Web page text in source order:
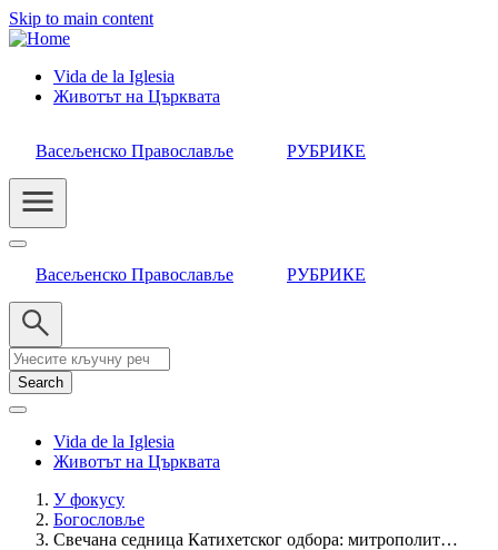
Skip to main content
Header
Menu
Vida de la Iglesia
Животът на Църквата
Васељенско Православље РУБРИКЕ
Васељенско Православље РУБРИКЕ
Search
Vida de la Iglesia
Животът на Църквата
Breadcrumb
У фокусу
Богословље
Свечана седница Катихетског одбора: митрополит…